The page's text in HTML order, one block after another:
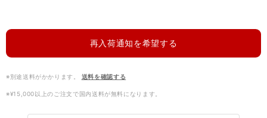
再入荷通知を希望する
※別途送料がかかります。 送料を確認する
※¥15,000以上のご注文で国内送料が無料になります。